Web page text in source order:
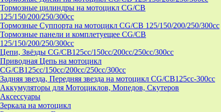
Тормозные цилиндры на мотоцикл CG/CB
125/150/200/250/300cc
Тормозные Суппорта на мотоцикл CG/CB 125/150/200/250/300cc
Тормозные панели и комплетуещее CG/CB
125/150/200/250/300cc
Цепи, Звёзды CG/CB125cc/150cc/200cc/250cc/300cc
Приводная Цепь на мотоцикл
CG/CB125cc/150cc/200cc/250cc/300cc
Задняя звезда, Передняя звезда на мотоцикл CG/CB125cc-300сс
Аккумуляторы для Мотоциклов, Мопедов, Скутеров
Аксессуары
Зеркала на мотоцикл